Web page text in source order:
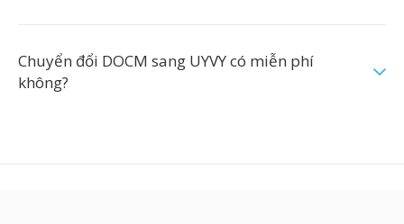
Chuyển đổi DOCM sang UYVY có miễn phí
không?